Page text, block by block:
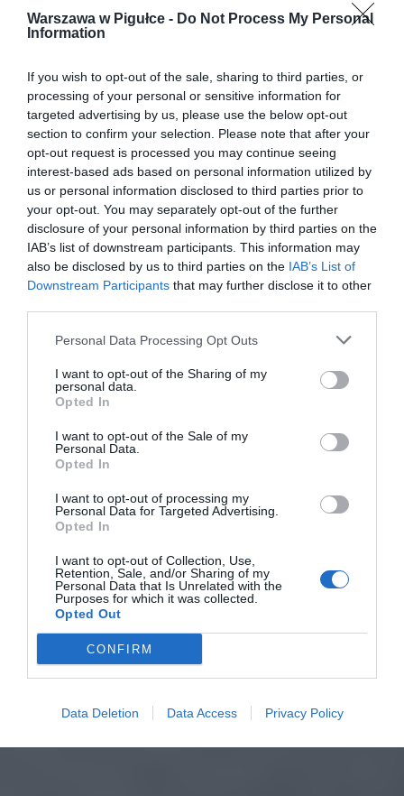
Warszawa w Pigułce - Do Not Process My Personal
Information
If you wish to opt-out of the sale, sharing to third parties, or
processing of your personal or sensitive information for
targeted advertising by us, please use the below opt-out
section to confirm your selection. Please note that after your
opt-out request is processed you may continue seeing
interest-based ads based on personal information utilized by
us or personal information disclosed to third parties prior to
your opt-out. You may separately opt-out of the further
disclosure of your personal information by third parties on the
IAB’s list of downstream participants. This information may
also be disclosed by us to third parties on the IAB’s List of
Downstream Participants that may further disclose it to other
Personal Data Processing Opt Outs
I want to opt-out of the Sharing of my
personal data.
Opted In
I want to opt-out of the Sale of my
Personal Data.
Opted In
I want to opt-out of processing my
Personal Data for Targeted Advertising.
Opted In
I want to opt-out of Collection, Use,
Retention, Sale, and/or Sharing of my
Personal Data that Is Unrelated with the
Purposes for which it was collected.
Opted Out
CONFIRM
Data Deletion Data Access Privacy Policy